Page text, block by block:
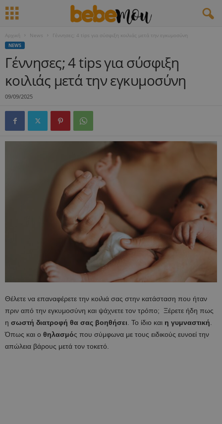
Αρχική News Γέννησες; 4 tips για σύσφιξη κοιλιάς μετά την εγκυμοσύνη
NEWS
Γέννησες; 4 tips για σύσφιξη
κοιλιάς μετά την εγκυμοσύνη
09/09/2025
Θέλετε να επαναφέρετε την κοιλιά σας στην κατάσταση που ήταν
πριν από την εγκυμοσύνη και ψάχνετε τον τρόπο; Ξέρετε ήδη πως
η σωστή διατροφή θα σας βοηθήσει. Το ίδιο και η γυμναστική.
Όπως και ο θηλασμός που σύμφωνα με τους ειδικούς ευνοεί την
απώλεια βάρους μετά τον τοκετό.